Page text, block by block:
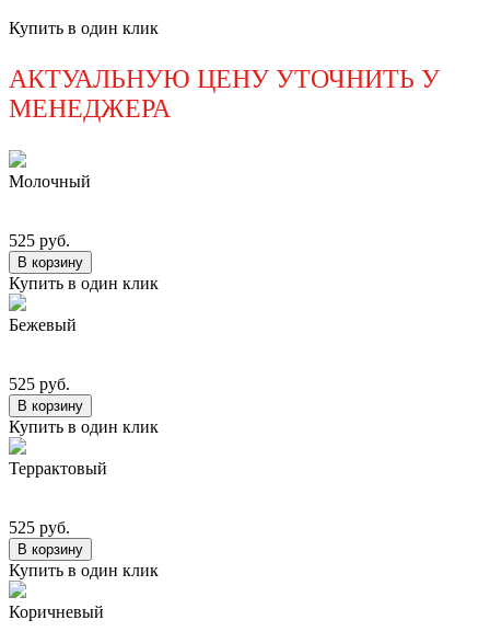
Купить в один клик
АКТУАЛЬНУЮ ЦЕНУ УТОЧНИТЬ У
МЕНЕДЖЕРА
Молочный
525 руб.
В корзину
Купить в один клик
Бежевый
525 руб.
В корзину
Купить в один клик
Террактовый
525 руб.
В корзину
Купить в один клик
Коричневый